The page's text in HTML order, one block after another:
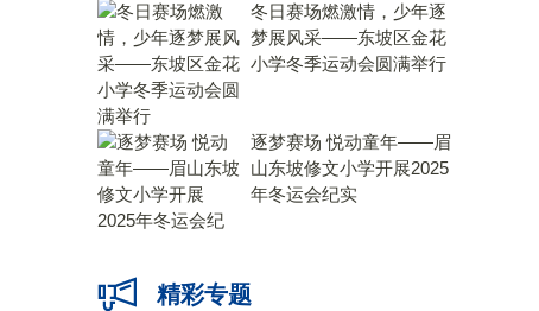
冬日赛场燃激情，少年逐
梦展风采——东坡区金花
小学冬季运动会圆满举行
逐梦赛场 悦动童年——眉
山东坡修文小学开展2025
年冬运会纪实
精彩专题